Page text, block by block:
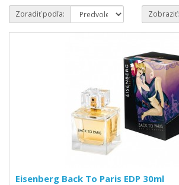
Zoradiť podľa: Zobraziť:
Eisenberg Back To Paris EDP 30ml